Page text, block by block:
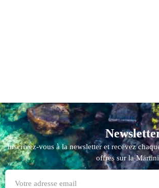
Inscrivez-vous à la newsletter et recevez
offres sur la